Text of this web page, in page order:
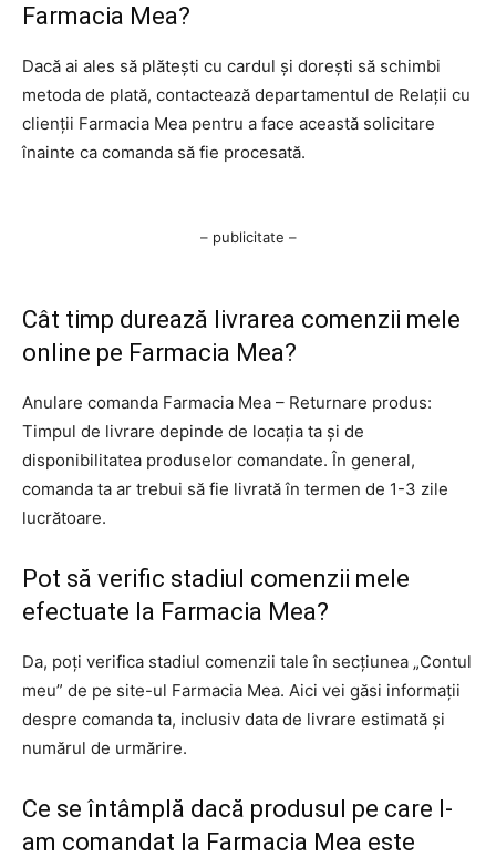
Farmacia Mea?
Dacă ai ales să plătești cu cardul și dorești să schimbi
metoda de plată, contactează departamentul de Relații cu
clienții Farmacia Mea pentru a face această solicitare
înainte ca comanda să fie procesată.
– publicitate –
Cât timp durează livrarea comenzii mele
online pe Farmacia Mea?
Anulare comanda Farmacia Mea – Returnare produs:
Timpul de livrare depinde de locația ta și de
disponibilitatea produselor comandate. În general,
comanda ta ar trebui să fie livrată în termen de 1-3 zile
lucrătoare.
Pot să verific stadiul comenzii mele
efectuate la Farmacia Mea?
Da, poți verifica stadiul comenzii tale în secțiunea „Contul
meu” de pe site-ul Farmacia Mea. Aici vei găsi informații
despre comanda ta, inclusiv data de livrare estimată și
numărul de urmărire.
Ce se întâmplă dacă produsul pe care l-
am comandat la Farmacia Mea este